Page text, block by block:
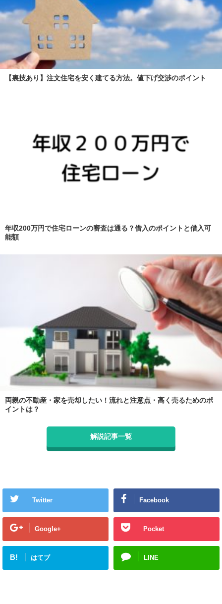
【裏技あり】注文住宅を安く建てる方法。値下げ交渉のポイント
年収200万円で住宅ローンの審査は通る？借入のポイントと借入可
能額
両親の不動産・家を売却したい！流れと注意点・高く売るためのポ
イントは？
解説記事一覧
Twitter Facebook
Google+ Pocket
B! はてブ LINE